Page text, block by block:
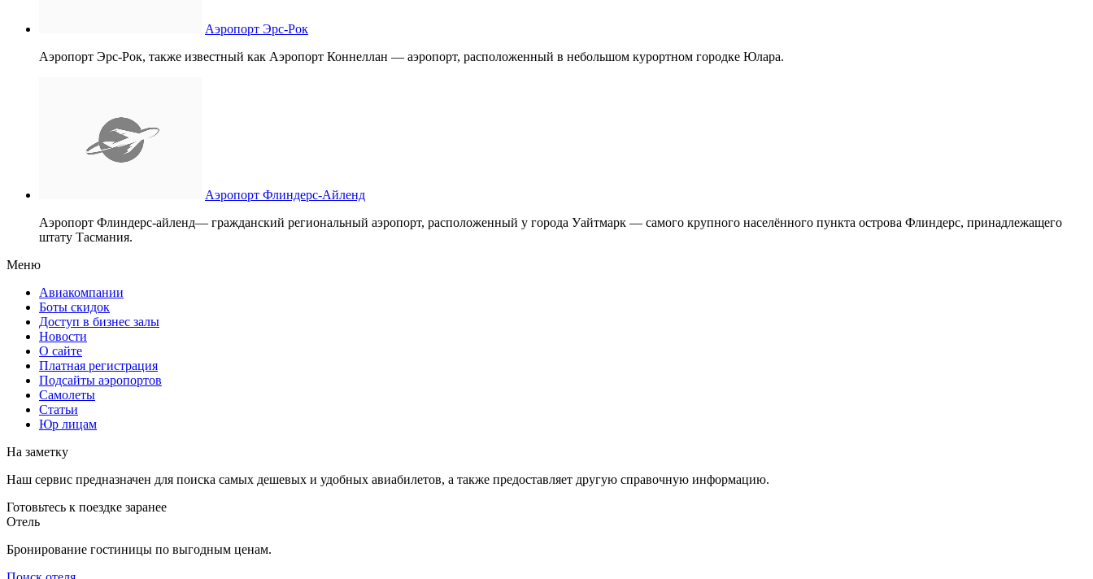
Аэропорт Эрс-Рок
Аэропорт Эрс-Рок, также известный как Аэропорт Коннеллан — аэропорт, расположенный в небольшом курортном городке Юлара.
Аэропорт Флиндерс-Айленд
Аэропорт Флиндерс-айленд— гражданский региональный аэропорт, расположенный у города Уайтмарк — самого крупного населённого пункта острова Флиндерс, принадлежащего
штату Тасмания.
Меню
Авиакомпании
Боты скидок
Доступ в бизнес залы
Новости
О сайте
Платная регистрация
Подсайты аэропортов
Самолеты
Статьи
Юр лицам
На заметку
Наш сервис предназначен для поиска самых дешевых и удобных авиабилетов, а также предоставляет другую справочную информацию.
Готовьтесь к поездке заранее
Отель
Бронирование гостиницы по выгодным ценам.